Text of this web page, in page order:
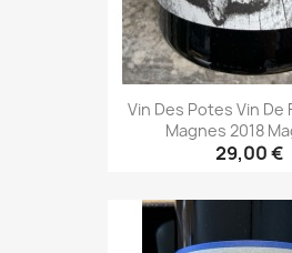
Vin Des Potes Vin De
Magnes 2018
29,00 €